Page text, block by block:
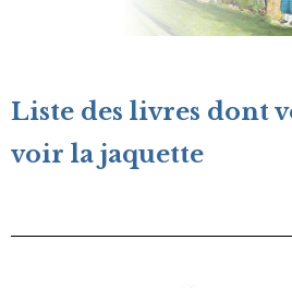
Liste des livres dont
voir la jaquette